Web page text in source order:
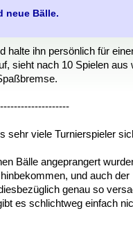
neue Bälle.
halte ihn persönlich für
sieht nach 10 Spielen aus
sehr viele Turnierspieler
Bälle angeprangert
und auch
genau so
es schlichtweg einfach